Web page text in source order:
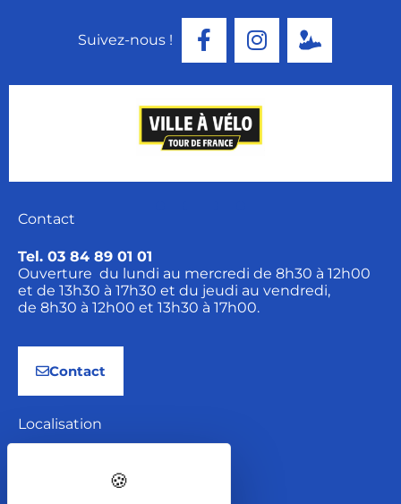
Suivez-nous !
Contact
Tel. 03 84 89 01 01
Ouverture du lundi au mercredi de 8h30 à 12h00
et de 13h30 à 17h30 et du jeudi au vendredi,
de 8h30 à 12h00 et 13h30 à 17h00.
Contact
Localisation